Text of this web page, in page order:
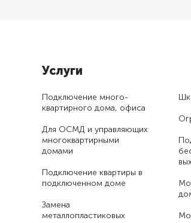
Услуги
Подключение много­
квартирного дома, офиса
Для ОСМД и управляющих
много­квартирными
домами
Подключение квартиры в
подключенном доме
Замена
металлопластиковых